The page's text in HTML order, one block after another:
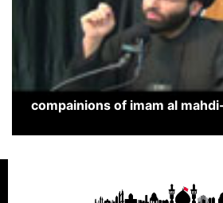
compainions of imam al